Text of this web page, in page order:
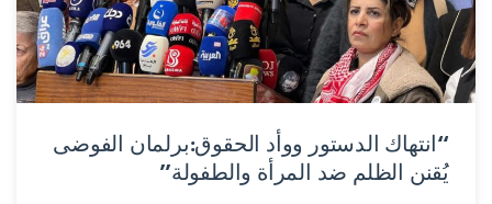
“انتهاك الدستور ووأد الحقوق:برلمان الفوضى
يُقنن الظلم ضد المرأة والطفولة”